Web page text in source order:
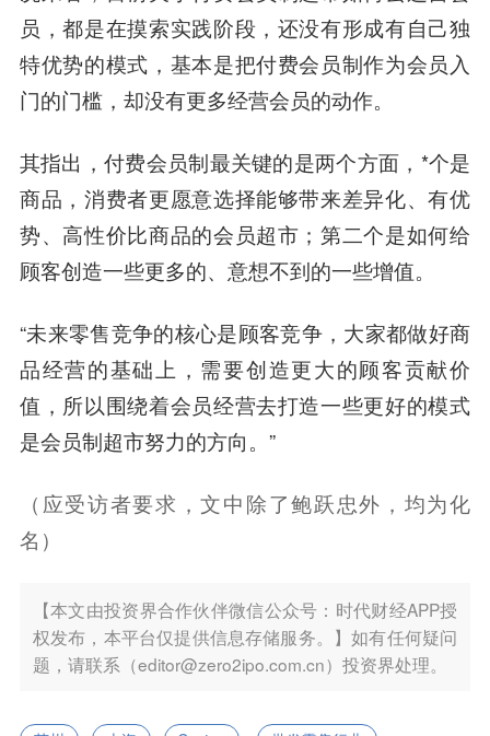
员，都是在摸索实践阶段，还没有形成有自己独
特优势的模式，基本是把付费会员制作为会员入
门的门槛，却没有更多经营会员的动作。
其指出，付费会员制最关键的是两个方面，*个是
商品，消费者更愿意选择能够带来差异化、有优
势、高性价比商品的会员超市；第二个是如何给
顾客创造一些更多的、意想不到的一些增值。
“未来零售竞争的核心是顾客竞争，大家都做好商
品经营的基础上，需要创造更大的顾客贡献价
值，所以围绕着会员经营去打造一些更好的模式
是会员制超市努力的方向。”
（应受访者要求，文中除了鲍跃忠外，均为化
名）
【本文由投资界合作伙伴微信公众号：时代财经APP授
权发布，本平台仅提供信息存储服务。】如有任何疑问
题，请联系（editor@zero2ipo.com.cn）投资界处理。